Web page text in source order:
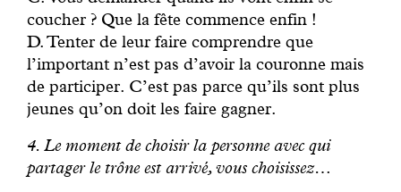
coucher ? Que la fête commence enfin !
D. Tenter de leur faire comprendre que
l’important n’est pas d’avoir la couronne mais
de participer. C’est pas parce qu’ils sont plus
jeunes qu’on doit les faire gagner.
4. Le moment de choisir la personne avec qui
partager le trône est arrivé, vous choisissez…